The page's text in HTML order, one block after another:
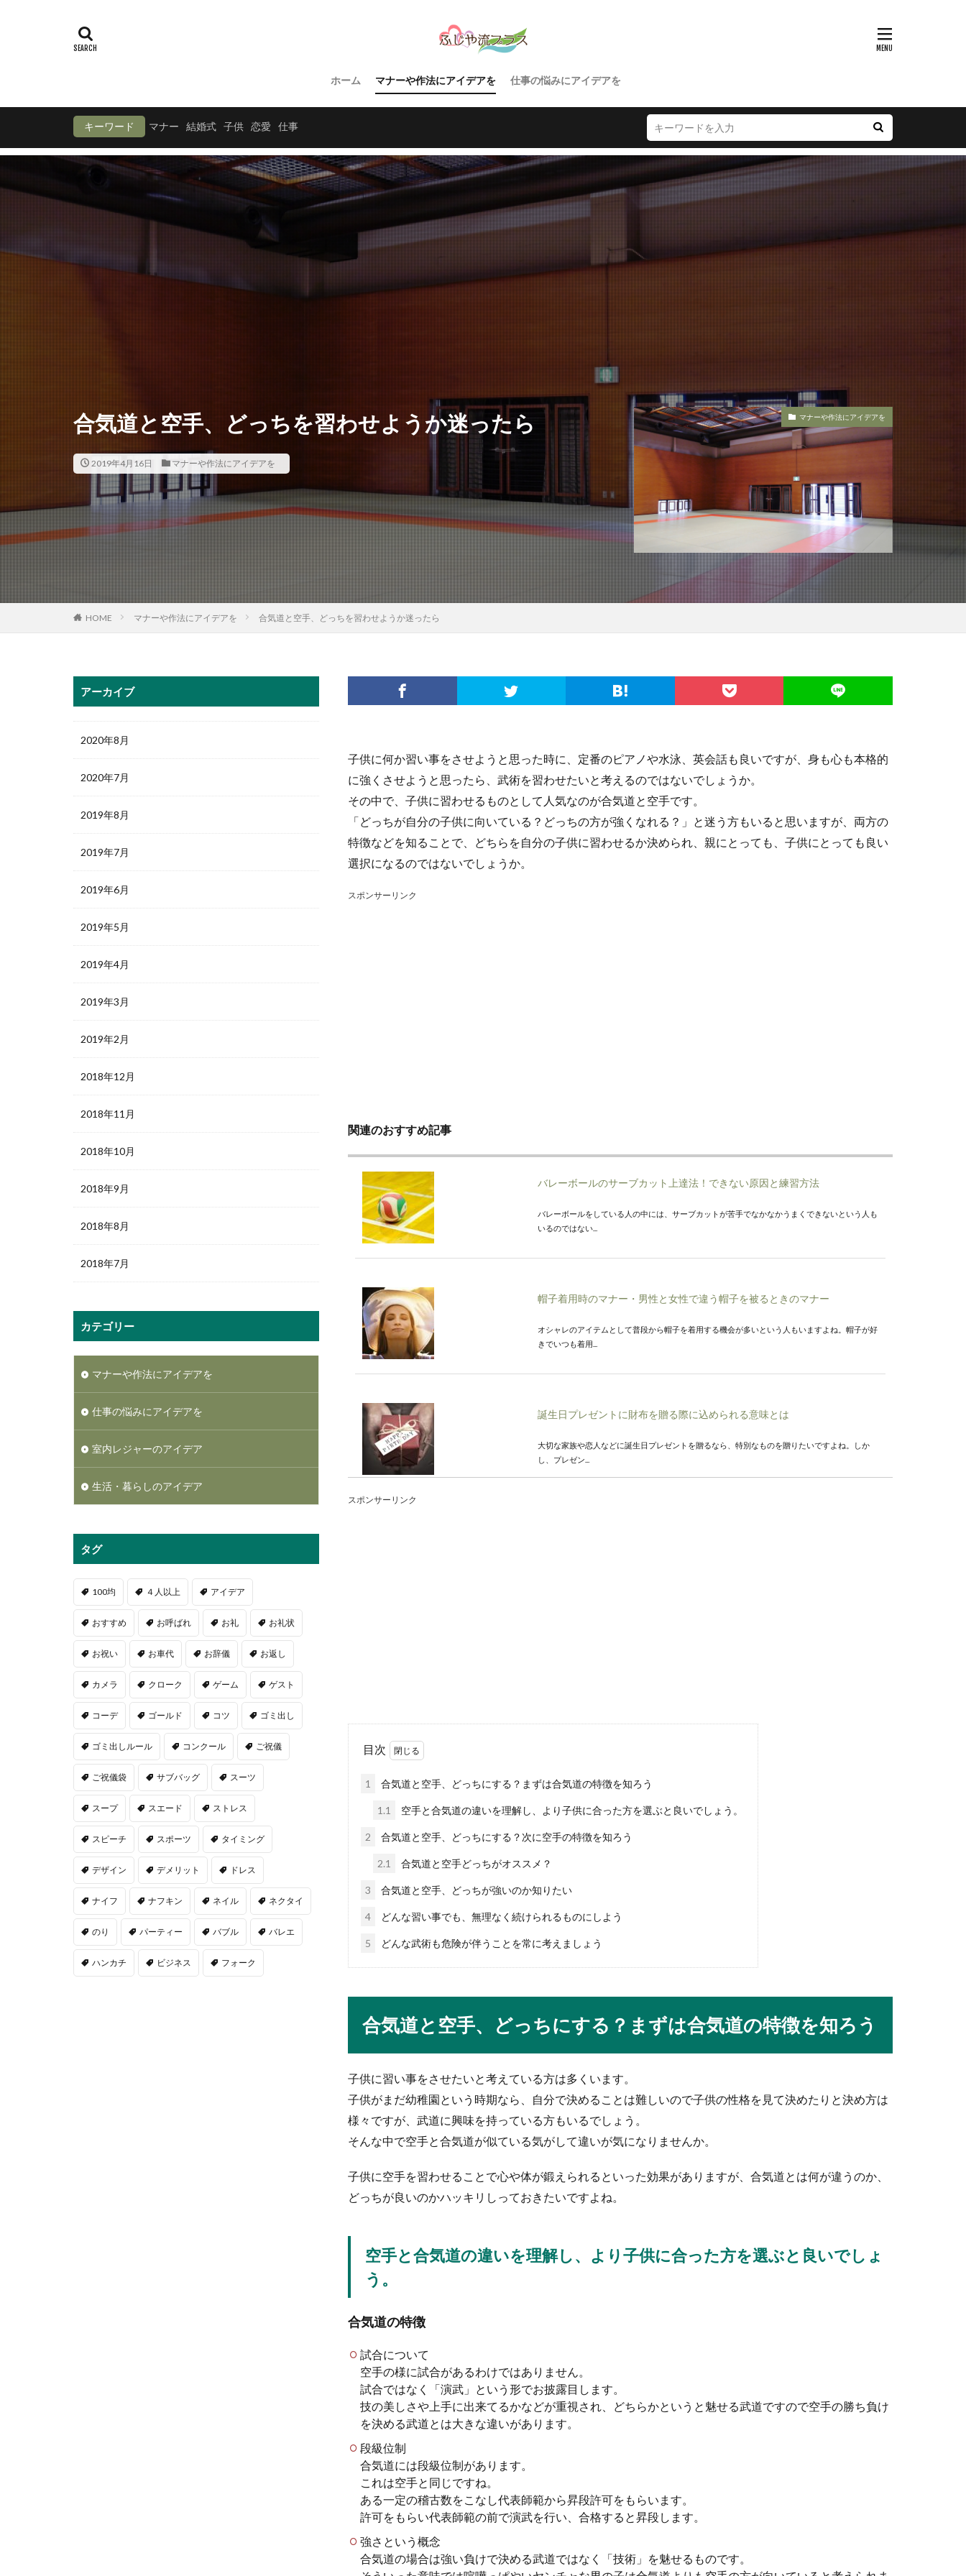
ホーム マナーや作法にアイデアを 仕事の悩みにアイデアを
キーワード マナー 結婚式 子供 恋愛 仕事
合気道と空手、どっちを習わせようか迷ったら
2019年4月16日 マナーや作法にアイデアを
マナーや作法にアイデアを
HOME マナーや作法にアイデアを 合気道と空手、どっちを習わせようか迷ったら
子供に何か習い事をさせようと思った時に、定番のピアノや水泳、英会話も良いですが、身も心も本格的
に強くさせようと思ったら、武術を習わせたいと考えるのではないでしょうか。
その中で、子供に習わせるものとして人気なのが合気道と空手です。
「どっちが自分の子供に向いている？どっちの方が強くなれる？」と迷う方もいると思いますが、両方の
特徴などを知ることで、どちらを自分の子供に習わせるか決められ、親にとっても、子供にとっても良い
選択になるのではないでしょうか。
スポンサーリンク
関連のおすすめ記事
バレーボールのサーブカット上達法！できない原因と練習方法
バレーボールをしている人の中には、サーブカットが苦手でなかなかうまくできないという人も
いるのではない...
帽子着用時のマナー・男性と女性で違う帽子を被るときのマナー
オシャレのアイテムとして普段から帽子を着用する機会が多いという人もいますよね。帽子が好
きでいつも着用...
誕生日プレゼントに財布を贈る際に込められる意味とは
大切な家族や恋人などに誕生日プレゼントを贈るなら、特別なものを贈りたいですよね。しか
し、プレゼン...
大学生が帰省でバイトを休む場合のスムーズな交渉術
大学生でバイトをしている方は多いですが、年末年始やお盆など、長期の休みを取るのが取りに
くいと悩んでい...
品出しバイトの志望動機のコツ！即採用に繋がるポイントの考え方
品出しのバイトの志望動機では、自分がどうして品出しのバイトに応募したのかという理由やき
岩盤浴でスマホが大丈夫でも注意したい事とルールやマナー
す。ス...
ご祝儀の金額、部下へ贈る場合はいくら包むべき？ご祝儀マナー
結婚式に出席する際に悩むのがご祝儀の金額。特に上司として部下へ贈る場合、いくら包むべき
友人スピーチの時のお辞儀の回数は多い！タイミングとやり方
スノーボードの上達のコツ。基本・エッジ・ターンのやり方
スポンサーリンク
目次
1 合気道と空手、どっちにする？まずは合気道の特徴を知ろう
1.1 空手と合気道の違いを理解し、より子供に合った方を選ぶと良いでしょう。
2 合気道と空手、どっちにする？次に空手の特徴を知ろう
2.1 合気道と空手どっちがオススメ？
3 合気道と空手、どっちが強いのか知りたい
4 どんな習い事でも、無理なく続けられるものにしよう
5 どんな武術も危険が伴うことを常に考えましょう
合気道と空手、どっちにする？まずは合気道の特徴を知ろう
子供に習い事をさせたいと考えている方は多くいます。
子供がまだ幼稚園という時期なら、自分で決めることは難しいので子供の性格を見て決めたりと決め方は
様々ですが、武道に興味を持っている方もいるでしょう。
そんな中で空手と合気道が似ている気がして違いが気になりませんか。
子供に空手を習わせることで心や体が鍛えられるといった効果がありますが、合気道とは何が違うのか、
どっちが良いのかハッキリしっておきたいですよね。
空手と合気道の違いを理解し、より子供に合った方を選ぶと良いでしょ
う。
合気道の特徴
試合について
空手の様に試合があるわけではありません。
試合ではなく「演武」という形でお披露目します。
技の美しさや上手に出来てるかなどが重視され、どちらかというと魅せる武道ですので空手の勝ち負け
を決める武道とは大きな違いがあります。
段級位制
合気道には段級位制があります。
これは空手と同じですね。
ある一定の稽古数をこなし代表師範から昇段許可をもらいます。
許可をもらい代表師範の前で演武を行い、合格すると昇段します。
強さという概念
合気道の場合は強い負けで決める武道ではなく「技術」を魅せるものです。
アーカイブ
2020年8月
2020年7月
2019年8月
2019年7月
2019年6月
2019年5月
2019年4月
2019年3月
2019年2月
2018年12月
2018年11月
2018年10月
2018年9月
2018年8月
2018年7月
カテゴリー
マナーや作法にアイデアを
仕事の悩みにアイデアを
室内レジャーのアイデア
生活・暮らしのアイデア
タグ
100均 ４人以上 アイデア
おすすめ お呼ばれ お礼 お礼状
お祝い お車代 お辞儀 お返し
カメラ クローク ゲーム ゲスト
コーデ ゴールド コツ ゴミ出し
ゴミ出しルール コンクール ご祝儀
ご祝儀袋 サブバッグ スーツ
スープ スエード ストレス
スピーチ スポーツ タイミング
デザイン デメリット ドレス
ナイフ ナフキン ネイル ネクタイ
のり パーティー バブル バレエ
ハンカチ ビジネス フォーク